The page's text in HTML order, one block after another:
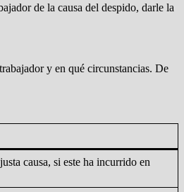
de la causa del despido, darle la
y en qué circunstancias. De
causa, si este ha incurrido en